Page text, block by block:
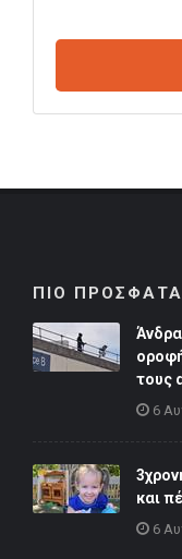
ΠΙΟ ΠΡΟΣΦΑΤΑ
τους
6
και
6